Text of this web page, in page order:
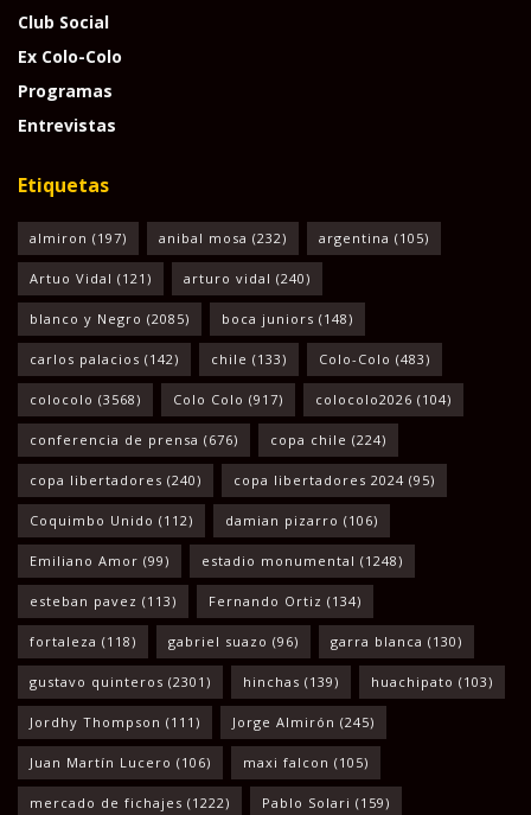
Club Social
Ex Colo-Colo
Programas
Entrevistas
Etiquetas
almiron (197) anibal mosa (232) argentina (105)
Artuo Vidal (121) arturo vidal (240)
blanco y Negro (2085) boca juniors (148)
carlos palacios (142) chile (133) Colo-Colo (483)
colocolo (3568) Colo Colo (917) colocolo2026 (104)
conferencia de prensa (676) copa chile (224)
copa libertadores (240) copa libertadores 2024 (95)
Coquimbo Unido (112) damian pizarro (106)
Emiliano Amor (99) estadio monumental (1248)
esteban pavez (113) Fernando Ortiz (134)
fortaleza (118) gabriel suazo (96) garra blanca (130)
gustavo quinteros (2301) hinchas (139) huachipato (103)
Jordhy Thompson (111) Jorge Almirón (245)
Juan Martín Lucero (106) maxi falcon (105)
mercado de fichajes (1222) Pablo Solari (159)